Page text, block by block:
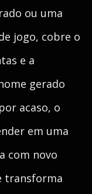
ou uma
jogo, cobre o
e a
gerado
acaso, o
em uma
com novo
transforma